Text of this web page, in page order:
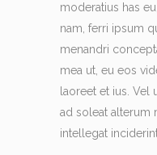
moderatius has
nam, ferri ipsum
menandri
mea ut, eu eos
laoreet et ius. Vel
ad soleat alterum
intellegat